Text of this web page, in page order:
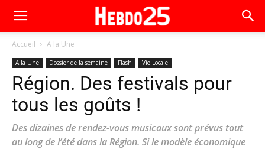
Accueil A la Une
A la Une Dossier de la semaine Flash Vie Locale
Région. Des festivals pour
tous les goûts !
Des dizaines de rendez-vous musicaux sont prévus tout
au long de l’été dans la Région. Si le modèle économique